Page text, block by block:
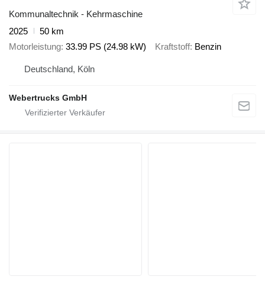
Kommunaltechnik - Kehrmaschine
2025
50 km
Motorleistung 33.99 PS (24.98 kW) Kraftstoff Benzin
Deutschland, Köln
Webertrucks GmbH